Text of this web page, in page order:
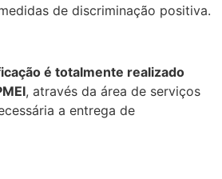
de discriminação positiva.
é totalmente realizado
, através da área de serviços
a entrega de